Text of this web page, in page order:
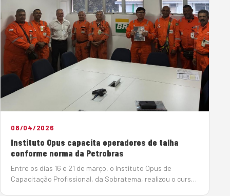
08/04/2026
Instituto Opus capacita operadores de talha
conforme norma da Petrobras
Entre os dias 16 e 21 de março, o Instituto Opus de
Capacitação Profissional, da Sobratema, realizou o curso